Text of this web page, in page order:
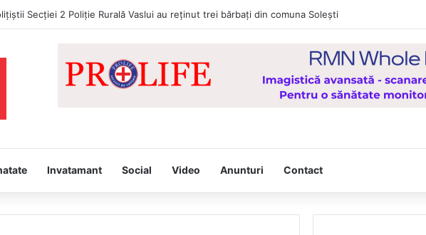
Portocaliu! Val de căldură persistent, caniculă și disconfort termic ridicat pentru județul Vaslui
Invatamant Social Video Anunturi Contact